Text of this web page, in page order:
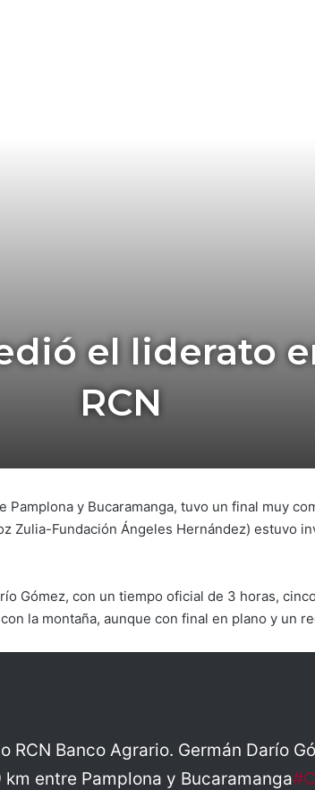
el liderato
RCN
Pamplona y Bucaramanga, tuvo un final muy
Zulia-Fundación Ángeles Hernández) estuvo
Gómez, con un tiempo oficial de 3 horas,
la montaña, aunque con final en plano y un
RCN Banco Agrario. Germán Darío
entre Pamplona y Bucaramanga